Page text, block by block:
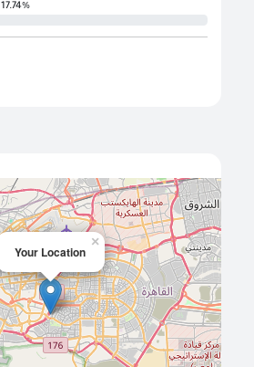
17.74%
Your Location
×